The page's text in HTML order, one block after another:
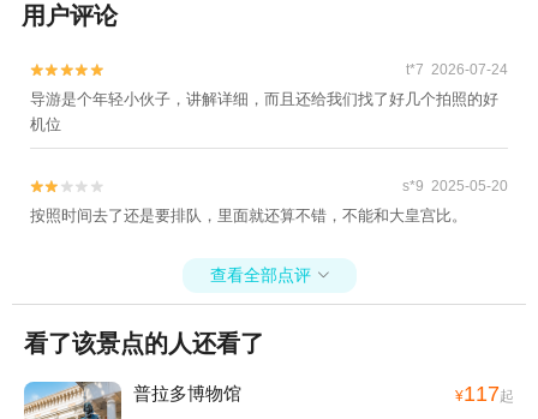
用户评论

 t*7 2026-07-24
导游是个年轻小伙子，讲解详细，而且还给我们找了好几个拍照的好
机位

 s*9 2025-05-20
按照时间去了还是要排队，里面就还算不错，不能和大皇宫比。
查看全部点评 
看了该景点的人还看了
普拉多博物馆 ¥117起